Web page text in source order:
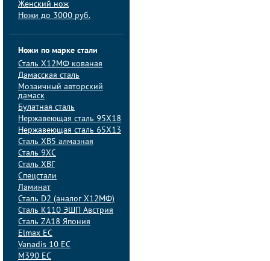
Женский нож
Ножи до 3000 руб.
Ножи по марке стали
Сталь Х12МФ кованая
Дамасская сталь
Мозаичный авторский
дамаск
Булатная сталь
Нержавеющая сталь 95Х18
Нержавеющая сталь 65Х13
Сталь ХВ5 алмазная
Сталь 9ХС
Сталь ХВГ
Спецстали
Ламинат
Сталь D2 (аналог Х12МФ)
Сталь K110 ЭШП Австрия
Сталь ZA18 Япония
Elmax ЕС
Vanadis 10 ЕС
M390 ЕС